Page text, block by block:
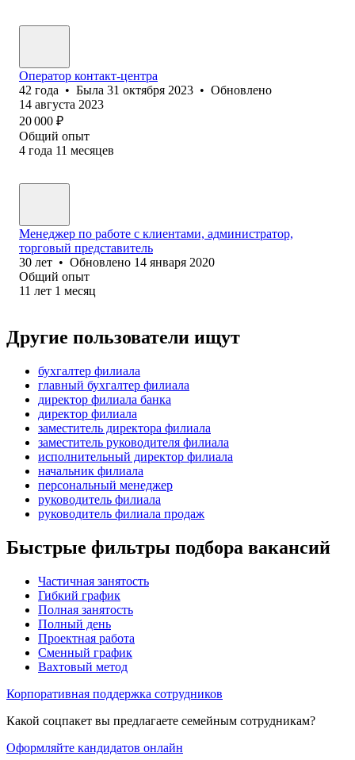
Оператор контакт-центра
42 года • Была 31 октября 2023 • Обновлено
14 августа 2023
20 000 ₽
Общий опыт
4 года 11 месяцев
Менеджер по работе с клиентами, администратор,
торговый представитель
30 лет • Обновлено 14 января 2020
Общий опыт
11 лет 1 месяц
Другие пользователи ищут
бухгалтер филиала
главный бухгалтер филиала
директор филиала банка
директор филиала
заместитель директора филиала
заместитель руководителя филиала
исполнительный директор филиала
начальник филиала
персональный менеджер
руководитель филиала
руководитель филиала продаж
Быстрые фильтры подбора вакансий
Частичная занятость
Гибкий график
Полная занятость
Полный день
Проектная работа
Сменный график
Вахтовый метод
Корпоративная поддержка сотрудников
Какой соцпакет вы предлагаете семейным сотрудникам?
Оформляйте кандидатов онлайн